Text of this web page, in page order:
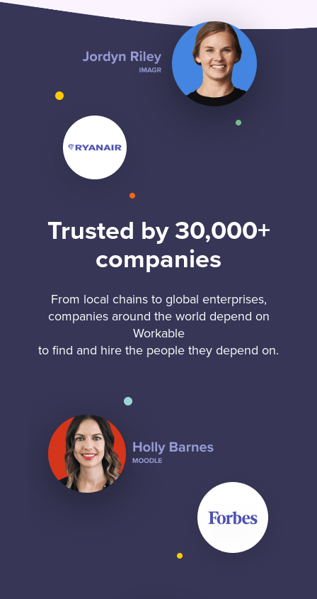
Trusted by 30,000+
companies
From local chains to global enterprises,
companies around the world depend on
Workable
to find and hire the people they depend on.